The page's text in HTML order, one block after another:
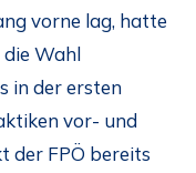
vorne lag, hatte
die Wahl
in der ersten
vor- und
der FPÖ bereits